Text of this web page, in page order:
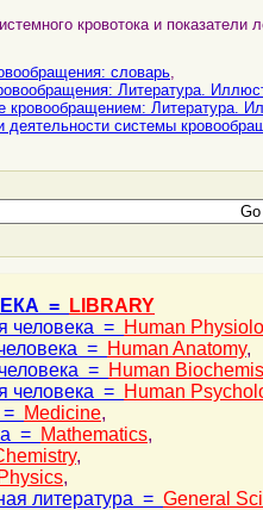
кровотока и показатели
словарь,
Литература.
кровообращением: Литература.
деятельности системы
=
LIBRARY
человека = Human
= Human Anatomy,
= Human
человека = Human
Medicine,
= Mathematics,
,
Physics,
литература = General